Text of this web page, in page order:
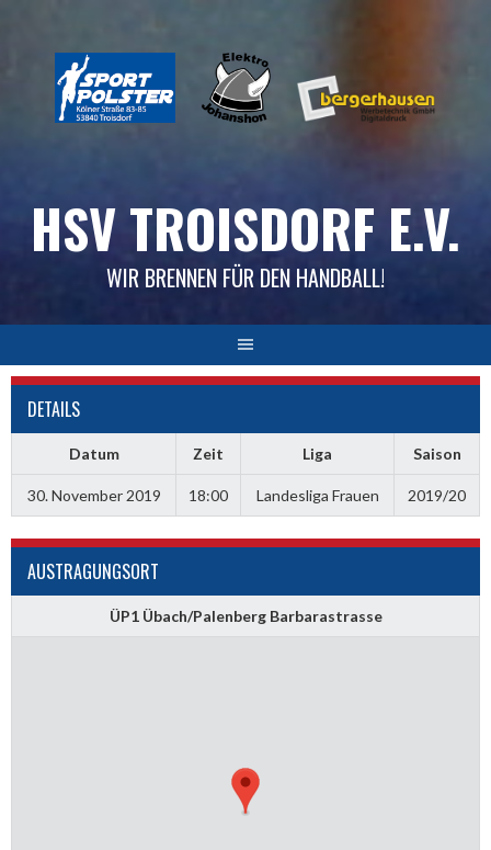
HSV TROISDORF E.V.
WIR BRENNEN FÜR DEN HANDBALL!
DETAILS
Datum Zeit Liga Saison
30. November 2019 18:00 Landesliga Frauen 2019/20
AUSTRAGUNGSORT
ÜP1 Übach/Palenberg Barbarastrasse